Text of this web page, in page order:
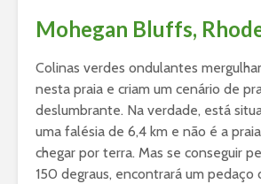
Mohegan Bluffs,
Colinas verdes ondulantes
nesta praia e criam um cenário de
deslumbrante. Na verdade, está
uma falésia de 6,4 km e não é a
chegar por terra. Mas se conseguir
150 degraus, encontrará um pedaço